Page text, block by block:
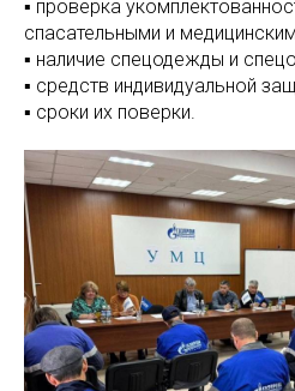
▪️ проверка
спасательными и
▪️ наличие спецодежды и
▪️ средств индивидуальной
▪️ сроки их поверки.